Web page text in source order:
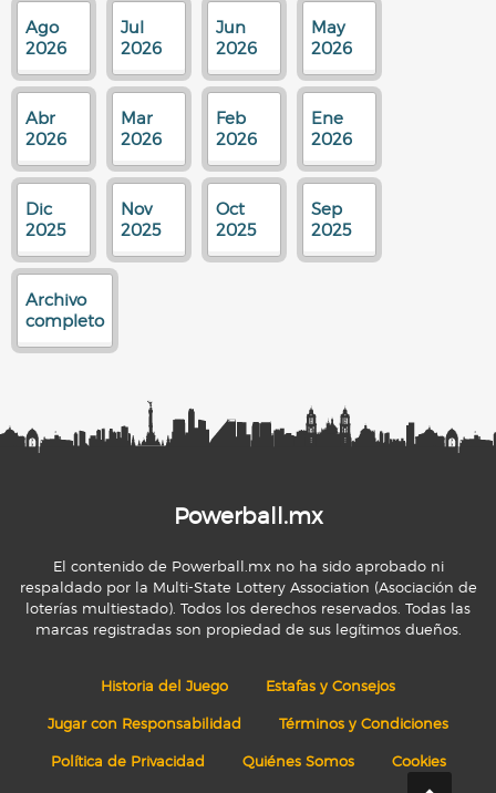
Ago
2026
Jul
2026
Jun
2026
May
2026
Abr
2026
Mar
2026
Feb
2026
Ene
2026
Dic
2025
Nov
2025
Oct
2025
Sep
2025
Archivo
completo
Powerball.mx
El contenido de Powerball.mx no ha sido aprobado ni
respaldado por la Multi-State Lottery Association (Asociación de
loterías multiestado). Todos los derechos reservados. Todas las
marcas registradas son propiedad de sus legítimos dueños.
Historia del Juego Estafas y Consejos
Jugar con Responsabilidad Términos y Condiciones
Política de Privacidad Quiénes Somos Cookies